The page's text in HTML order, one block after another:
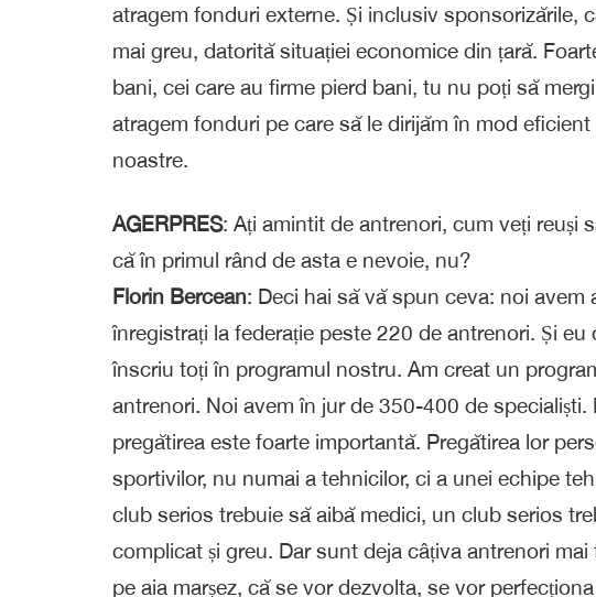
atragem fonduri externe. Și inclusiv sponsorizările,
mai greu, datorită situației economice din țară.
bani, cei care au firme pierd bani, tu nu poți să
atragem fonduri pe care să le dirijăm în mod
noastre.
AGERPRES: Ați amintit de antrenori, cum veți reuși
că în primul rând de asta e nevoie, nu?
Florin Bercean: Deci hai să vă spun ceva: noi avem
înregistrați la federație peste 220 de antrenori. Și
înscriu toți în programul nostru. Am creat un
antrenori. Noi avem în jur de 350-400 de
pregătirea este foarte importantă. Pregătirea lor
sportivilor, nu numai a tehnicilor, ci a unei echipe
club serios trebuie să aibă medici, un club serios
complicat și greu. Dar sunt deja câțiva antrenori
pe aia marșez, că se vor dezvolta, se vor